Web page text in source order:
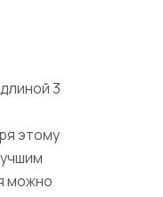
3
этому
можно